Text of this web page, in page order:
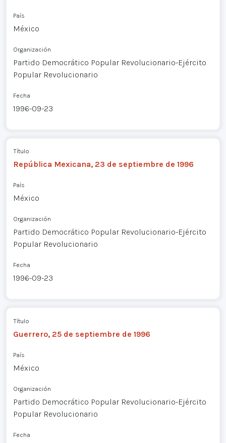
País
México
Organización
Partido Democrático Popular Revolucionario-Ejército
Popular Revolucionario
Fecha
1996-09-23
Título
República Mexicana, 23 de septiembre de 1996
País
México
Organización
Partido Democrático Popular Revolucionario-Ejército
Popular Revolucionario
Fecha
1996-09-23
Título
Guerrero, 25 de septiembre de 1996
País
México
Organización
Partido Democrático Popular Revolucionario-Ejército
Popular Revolucionario
Fecha